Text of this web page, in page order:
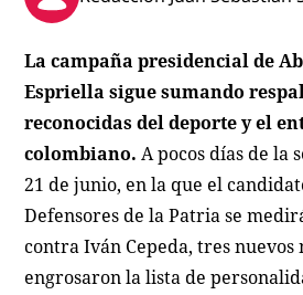
La campaña presidencial de
Espriella sigue sumando
reconocidas del deporte y el
colombiano. A pocos días de la
21 de junio, en la que el
Defensores de la Patria se
contra Iván Cepeda, tres nuevos
engrosaron la lista de